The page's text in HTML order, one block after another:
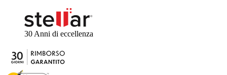
30 Anni di eccellenza